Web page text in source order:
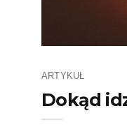
ARTYKUŁ
Dokąd